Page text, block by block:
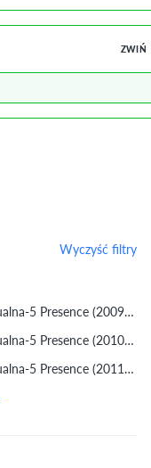
ZWIŃ
Wyczyść filtry
Hatchback-5d Benzyna 1.1 (60KM) Manualna-5 Presence (2009) (do 31.03.2010)
Hatchback-5d Benzyna 1.1 (60KM) Manualna-5 Presence (2010) (do 12.03.2011)
Hatchback-5d Benzyna 1.1 (60KM) Manualna-5 Presence (2011) (do 29.12.2011)